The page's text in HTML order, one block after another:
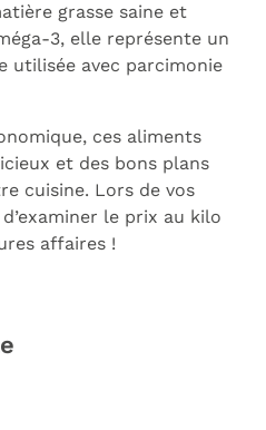
grasse saine et
3, elle représente un
utilisée avec parcimonie
ces aliments
et des bons plans
cuisine. Lors de vos
le prix au kilo
affaires !